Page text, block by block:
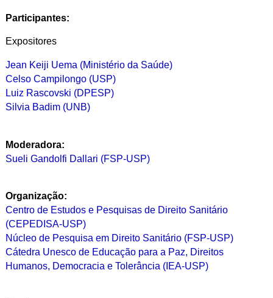
Participantes:
Expositores
Jean Keiji Uema (Ministério da Saúde)
Celso Campilongo (USP)
Luiz Rascovski (DPESP)
Silvia Badim (UNB)
Moderadora:
Sueli Gandolfi Dallari (FSP-USP)
Organização:
Centro de Estudos e Pesquisas de Direito Sanitário
(CEPEDISA-USP)
Núcleo de Pesquisa em Direito Sanitário (FSP-USP)
Cátedra Unesco de Educação para a Paz, Direitos
Humanos, Democracia e Tolerância (IEA-USP)